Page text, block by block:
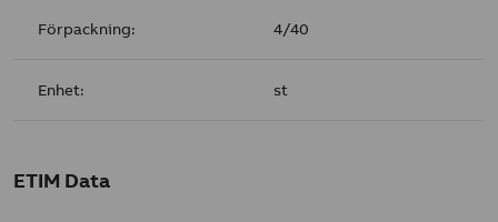
Förpackning: 4/40
Enhet: st
ETIM Data